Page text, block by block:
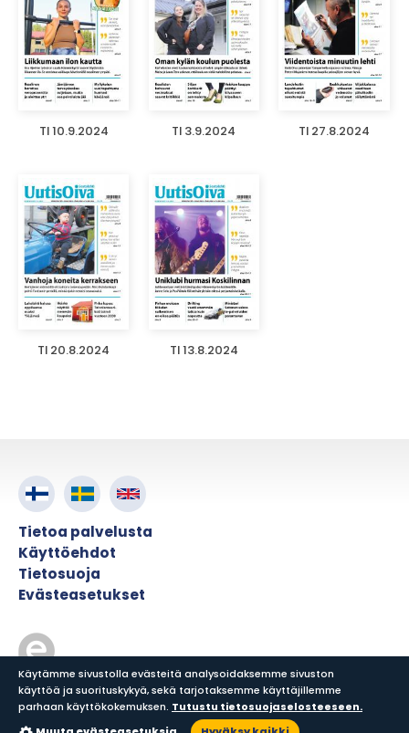
TI 10.9.2024 TI 3.9.2024 TI 27.8.2024
TI 20.8.2024 TI 13.8.2024
Tietoa palvelusta
Käyttöehdot
Tietosuoja
Evästeasetukset
© ePress Nordic
Käytämme sivustolla evästeitä analysoidaksemme sivuston
käyttöä ja suorituskykyä, sekä tarjotaksemme käyttäjillemme
parhaan käyttökokemuksen. Tutustu tietosuojaselosteeseen.